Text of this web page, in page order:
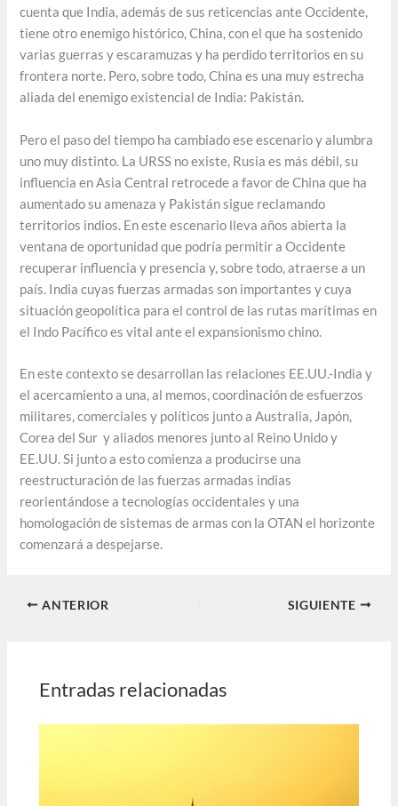
cuenta que India, además de sus reticencias ante Occidente,
tiene otro enemigo histórico, China, con el que ha sostenido
varias guerras y escaramuzas y ha perdido territorios en su
frontera norte. Pero, sobre todo, China es una muy estrecha
aliada del enemigo existencial de India: Pakistán.
Pero el paso del tiempo ha cambiado ese escenario y alumbra
uno muy distinto. La URSS no existe, Rusia es más débil, su
influencia en Asia Central retrocede a favor de China que ha
aumentado su amenaza y Pakistán sigue reclamando
territorios indios. En este escenario lleva años abierta la
ventana de oportunidad que podría permitir a Occidente
recuperar influencia y presencia y, sobre todo, atraerse a un
país. India cuyas fuerzas armadas son importantes y cuya
situación geopolítica para el control de las rutas marítimas en
el Indo Pacífico es vital ante el expansionismo chino.
En este contexto se desarrollan las relaciones EE.UU.-India y
el acercamiento a una, al memos, coordinación de esfuerzos
militares, comerciales y políticos junto a Australia, Japón,
Corea del Sur y aliados menores junto al Reino Unido y
EE.UU. Si junto a esto comienza a producirse una
reestructuración de las fuerzas armadas indias
reorientándose a tecnologías occidentales y una
homologación de sistemas de armas con la OTAN el horizonte
comenzará a despejarse.
ANTERIOR SIGUIENTE
Entradas relacionadas